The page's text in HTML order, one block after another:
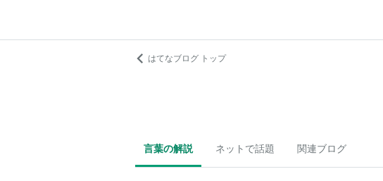
はてなブログ トップ
言葉の解説 ネットで話題 関連ブログ